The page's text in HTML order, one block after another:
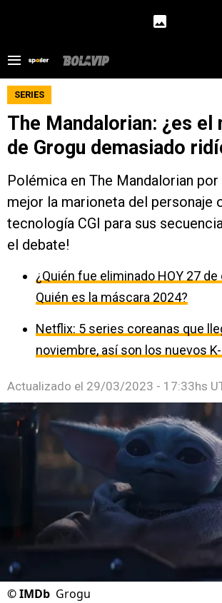
SERIES
The Mandalorian: ¿es el
de Grogu demasiado
Polémica en The Mandalorian por
mejor la marioneta del personaje
tecnología CGI para sus
el debate!
¿Quién fue eliminado HOY 27
Quién es la máscara 2024?
Netflix: 5 series coreanas que
noviembre, así son los nuevos
Actualizado el 29/03/2023 - 17:33hs
©IMDb Grogu